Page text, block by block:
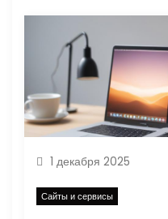
и
п
о
а
1 декабря 2025
Сайты и сервисы